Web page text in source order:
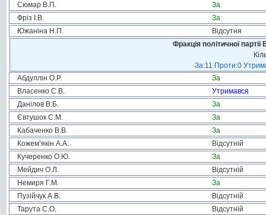
Сюмар В.П.
За
Фріз І.В.
За
Южаніна Н.П.
Відсутня
Фракція політичної
За:11 Проти:0
Абдуллін О.Р.
За
Власенко С.В.
Утримався
Данілов В.Б.
За
Євтушок С.М.
За
Кабаченко В.В.
За
Кожем’якін А.А.
Відсутній
Кучеренко О.Ю.
За
Мейдич О.Л.
Відсутній
Немиря Г.М.
За
Пузійчук А.В.
Відсутній
Тарута С.О.
Відсутній